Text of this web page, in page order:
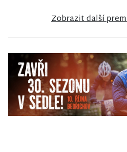
Zobrazit další